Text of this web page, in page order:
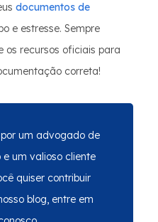
documentos de
e estresse. Sempre
os recursos oficiais para
correta!
um advogado de
um valioso cliente
quiser contribuir
blog, entre em